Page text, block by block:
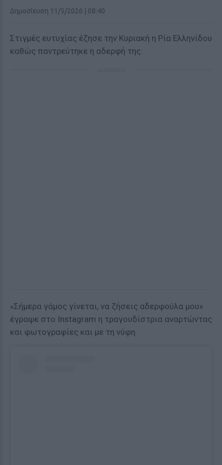
Δημοσίευση 11/5/2026 | 08:40
Στιγμές ευτυχίας έζησε την Κυριακή η Ρία Ελληνίδου
καθώς παντρεύτηκε η αδερφή της.
«Σήμερα γάμος γίνεται, να ζήσεις αδερφούλα μου»
έγραψε στο Instagram η τραγουδίστρια αναρτώντας
και φωτογραφίες και με τη νύφη.